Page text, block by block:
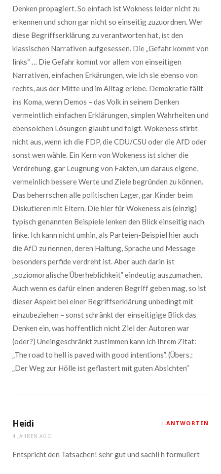
Denken propagiert. So einfach ist Wokness leider nicht zu
erkennen und schon gar nicht so einseitig zuzuordnen. Wer
diese Begriffserklärung zu verantworten hat, ist den
klassischen Narrativen aufgesessen. Die „Gefahr kommt von
links“ … Die Gefahr kommt vor allem von einseitigen
Narrativen, einfachen Erkärungen, wie ich sie ebenso von
rechts, aus der Mitte und im Alltag erlebe. Demokratie fällt
ins Koma, wenn Demos – das Volk in seinem Denken
vermeintlich einfachen Erklärungen, simplen Wahrheiten und
ebensolchen Lösungen glaubt und folgt. Wokeness stirbt
nicht aus, wenn ich die FDP, die CDU/CSU oder die AfD oder
sonst wen wähle. Ein Kern von Wokeness ist sicher die
Verdrehung, gar Leugnung von Fakten, um daraus eigene,
vermeinlich bessere Werte und Ziele begründen zu können.
Das beherrschen alle politischen Lager, gar Kinder beim
Diskutieren mit Eltern. Die hier für Wokeness als (einzig)
typisch genannten Beispiele lenken den Blick einseitig nach
linke. Ich kann nicht umhin, als Parteien-Beispiel hier auch
die AfD zu nennen, deren Haltung, Sprache und Message
besonders perfide verdreht ist. Aber auch darin ist
„soziomoralische Überheblichkeit” eindeutig auszumachen.
Auch wenn es dafür einen anderen Begriff geben mag, so ist
dieser Aspekt bei einer Begriffserklärung unbedingt mit
einzubeziehen – sonst schränkt der einseitigige Blick das
Denken ein, was hoffentlich nicht Ziel der Autoren war
(oder?) Uneingeschränkt zustimmen kann ich Ihrem Zitat:
„The road to hell is paved with good intentions”. (Übers.:
„Der Weg zur Hölle ist geflastert mit guten Absichten”
Heidi
4 JAHREN AGO
ANTWORTEN
Entspricht den Tatsachen! sehr gut und sachli h formuliert